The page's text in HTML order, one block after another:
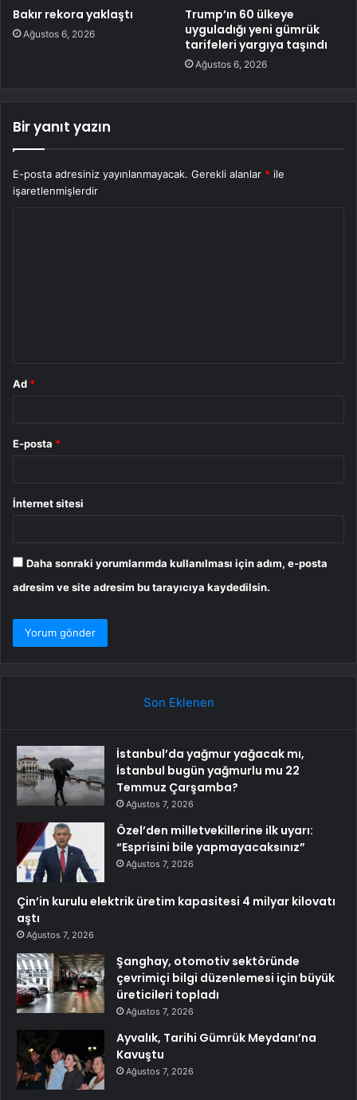
Bakır rekora yaklaştı
Ağustos 6, 2026
Trump’ın 60 ülkeye
uyguladığı yeni gümrük
tarifeleri yargıya taşındı
Ağustos 6, 2026
Bir yanıt yazın
E-posta adresiniz yayınlanmayacak. Gerekli alanlar * ile
işaretlenmişlerdir
Ad *
E-posta *
İnternet sitesi
Daha sonraki yorumlarımda kullanılması için adım, e-posta
adresim ve site adresim bu tarayıcıya kaydedilsin.
Son Eklenen
İstanbul’da yağmur yağacak mı,
İstanbul bugün yağmurlu mu 22
Temmuz Çarşamba?
Ağustos 7, 2026
Özel’den milletvekillerine ilk uyarı:
“Esprisini bile yapmayacaksınız”
Ağustos 7, 2026
Çin’in kurulu elektrik üretim kapasitesi 4 milyar kilovatı
aştı
Ağustos 7, 2026
Şanghay, otomotiv sektöründe
çevrimiçi bilgi düzenlemesi için büyük
üreticileri topladı
Ağustos 7, 2026
Ayvalık, Tarihi Gümrük Meydanı’na
Kavuştu
Ağustos 7, 2026